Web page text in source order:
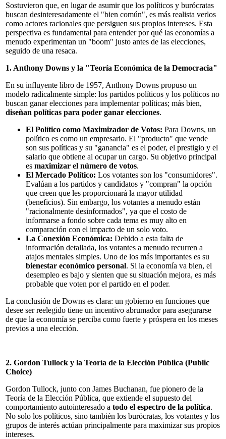
Sostuvieron que, en lugar de asumir que los políticos y burócratas
buscan desinteresadamente el "bien común", es más realista verlos
como actores racionales que persiguen sus propios intereses. Esta
perspectiva es fundamental para entender por qué las economías a
menudo experimentan un "boom" justo antes de las elecciones,
seguido de una resaca.
1. Anthony Downs y la "Teoría Económica de la Democracia"
En su influyente libro de 1957, Anthony Downs propuso un
modelo radicalmente simple: los partidos políticos y los políticos no
buscan ganar elecciones para implementar políticas; más bien,
diseñan políticas para poder ganar elecciones.
El Político como Maximizador de Votos: Para Downs, un
político es como un empresario. El "producto" que vende
son sus políticas y su "ganancia" es el poder, el prestigio y el
salario que obtiene al ocupar un cargo. Su objetivo principal
es maximizar el número de votos.
El Mercado Político: Los votantes son los "consumidores".
Evalúan a los partidos y candidatos y "compran" la opción
que creen que les proporcionará la mayor utilidad
(beneficios). Sin embargo, los votantes a menudo están
"racionalmente desinformados", ya que el costo de
informarse a fondo sobre cada tema es muy alto en
comparación con el impacto de un solo voto.
La Conexión Económica: Debido a esta falta de
información detallada, los votantes a menudo recurren a
atajos mentales simples. Uno de los más importantes es su
bienestar económico personal. Si la economía va bien, el
desempleo es bajo y sienten que su situación mejora, es más
probable que voten por el partido en el poder.
La conclusión de Downs es clara: un gobierno en funciones que
desee ser reelegido tiene un incentivo abrumador para asegurarse
de que la economía se perciba como fuerte y próspera en los meses
previos a una elección.
2. Gordon Tullock y la Teoría de la Elección Pública (Public
Choice)
Gordon Tullock, junto con James Buchanan, fue pionero de la
Teoría de la Elección Pública, que extiende el supuesto del
comportamiento autointeresado a todo el espectro de la política.
No solo los políticos, sino también los burócratas, los votantes y los
grupos de interés actúan principalmente para maximizar sus propios
intereses.